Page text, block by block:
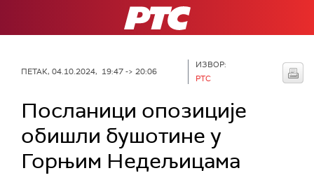
РТС
ПЕТАК, 04.10.2024, 19:47 -> 20:06
ИЗВОР:
РТС
Посланици опозиције
обишли бушотине у
Горњим Недељицама